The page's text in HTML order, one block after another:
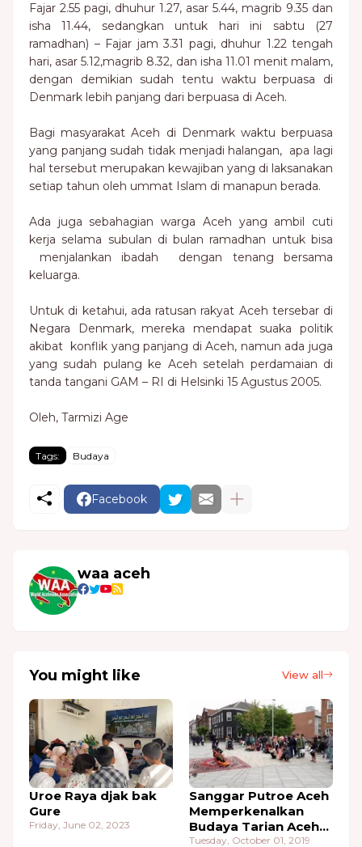
Fajar 2.55 pagi, dhuhur 1.27, asar 5.44, magrib 9.35 dan
isha 11.44, sedangkan untuk hari ini sabtu (27
ramadhan) – Fajar jam 3.31 pagi, dhuhur 1.22 tengah
hari, asar 5.12,magrib 8.32, dan isha 11.01 menit malam,
dengan demikian sudah tentu waktu berpuasa di
Denmark lebih panjang dari berpuasa di Aceh.
Bagi masyarakat Aceh di Denmark waktu berpuasa
yang panjang sudah tidak menjadi halangan, apa lagi
hal tersebut merupakan kewajiban yang di laksanakan
setiap tahun oleh ummat Islam di manapun berada.
Ada juga sebahagian warga Aceh yang ambil cuti
kerja selama subulan di bulan ramadhan untuk bisa
menjalankan ibadah dengan tenang bersama
keluarga.
Untuk di ketahui, ada ratusan rakyat Aceh tersebar di
Negara Denmark, mereka mendapat suaka politik
akibat konflik yang panjang di Aceh, namun ada juga
yang sudah pulang ke Aceh setelah perdamaian di
tanda tangani GAM – RI di Helsinki 15 Agustus 2005.
Oleh, Tarmizi Age
Tags: Budaya
Facebook
waa aceh
You might like View all
Uroe Raya djak bak
Gure
Friday, June 02, 2023
Sanggar Putroe Aceh
Memperkenalkan
Budaya Tarian Aceh
Di Kota Horsens
Tuesday, October 01, 2019